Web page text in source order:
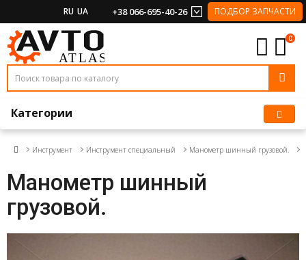
RU UA +38 066-695-40-26 ПОДБОР ЗАПЧАСТИ
0
Категории
Инструмент Инструмент специальный Манометр шинный грузовой.
Манометр шинный
грузовой.